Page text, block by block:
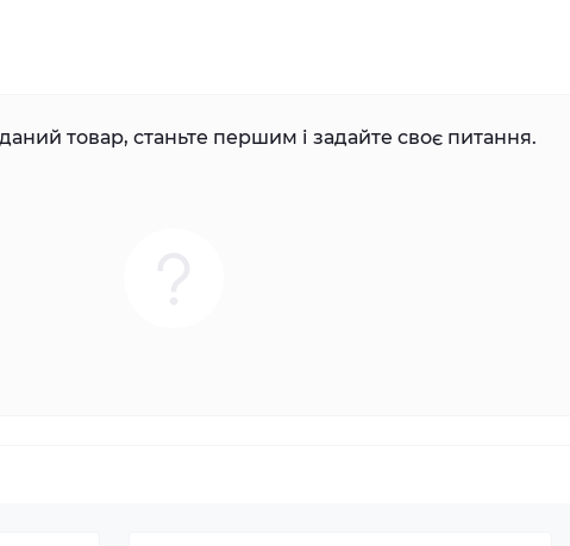
товар, станьте першим і задайте своє питання.